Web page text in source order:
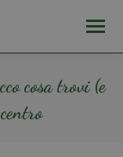
cosa trovi (e